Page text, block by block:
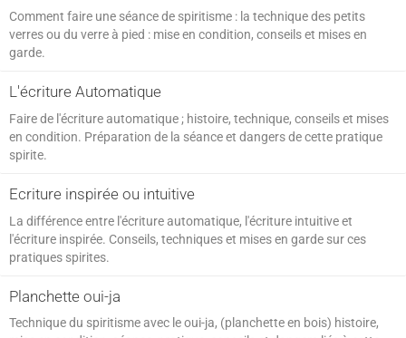
Comment faire une séance de spiritisme : la technique des petits
verres ou du verre à pied : mise en condition, conseils et mises en
garde.
L'écriture Automatique
Faire de l'écriture automatique ; histoire, technique, conseils et mises
en condition. Préparation de la séance et dangers de cette pratique
spirite.
Ecriture inspirée ou intuitive
La différence entre l'écriture automatique, l'écriture intuitive et
l'écriture inspirée. Conseils, techniques et mises en garde sur ces
pratiques spirites.
Planchette oui-ja
Technique du spiritisme avec le oui-ja, (planchette en bois) histoire,